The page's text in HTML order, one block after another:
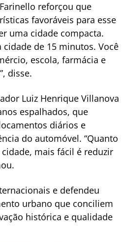
reforçou que
favoráveis para esse
uma cidade compacta.
cidade de 15 minutos. Você
escola, farmácia e
disse.
Luiz Henrique Villanova
espalhados, que
diários e
do automóvel. “Quanto
mais fácil é reduzir
e defendeu
urbano que conciliem
histórica e qualidade